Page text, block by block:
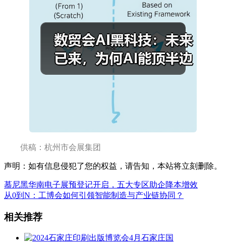
供稿：杭州市会展集团
声明：如有信息侵犯了您的权益，请告知，本站将立刻删除。
慕尼黑华南电子展预登记开启，五大专区助企降本增效
从0到N：工博会如何引领智能制造与产业链协同？
相关推荐